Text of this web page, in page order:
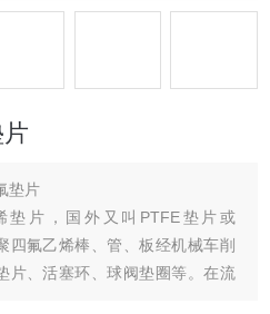
垫片
垫片，国外又叫PTFE垫片或
四氟乙烯棒、管、板经机械车削
片、活塞环、球阀垫圈等。在流